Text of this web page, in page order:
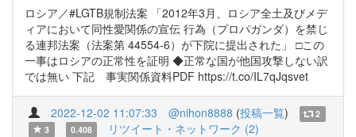
ロシア／#LGTB規制法案 「2012年3月、ロシア全土及びメデ
ィアにおいて同性愛関係の宣伝 行為（プロパガンダ）を禁じ
る連邦法案（法案第 44554-6）が下院に提出された」 □この
一事はロシアの正常性を証明 ◆正常な国が他国攻撃しない訳
では無い 下記 事実関係資料PDF https://t.co/IL7qJqsvet
2022-12-02 11:07:33 @nihon8888 (投稿一覧)
2
3
0.408 リツイート・ネットワーク (2)